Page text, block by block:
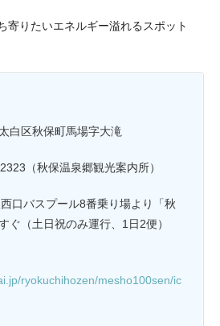
寄りたいエネルギー溢れるスポット
白区秋保町馬場字大滝
（秋保温泉郷観光案内所）
口バスプール8番乗り場より「秋
ぐ（土日祝のみ運行、1日2便）
ryokuchihozen/mesho100sen/ic